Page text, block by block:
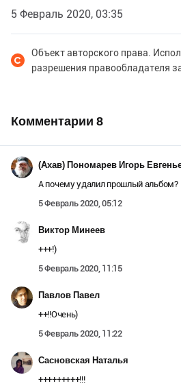
5 Февраль 2020, 03:35
Объект авторского права.
разрешения правообладателя
Комментарии 8
(Ахав) Пономарев Игорь
А почему удалил прошлый альбом?
5 Февраль 2020, 05:12
Виктор Минеев
+++!)
5 Февраль 2020, 11:15
Павлов Павел
++!!Очень)
5 Февраль 2020, 11:22
Сасновская Наталья
+++++++++!!!